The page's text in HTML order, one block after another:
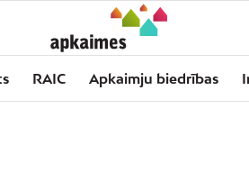
RAIC Apkaimju biedrības